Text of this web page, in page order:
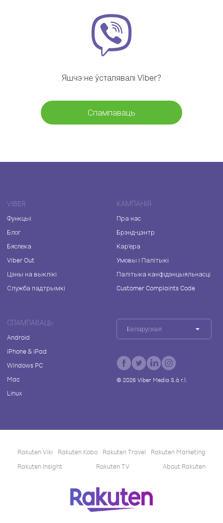
Яшчэ не ўсталявалі Viber?
Спампаваць
VIBER
Функцыі
Блог
Бяспека
Viber Out
Цэны на выклікі
Служба падтрымкі
КАМПАНІЯ
Пра нас
Брэнд-цэнтр
Кар'ера
Умовы і Палітыкі
Палітыка канфідэнцыяльнасці
Customer Complaints Code
СПАМПАВАЦЬ
Android
iPhone & iPad
Windows PC
Mac
Linux
Беларуская
© 2026Viber Media S.à r.l.
Rakuten Viki Rakuten Kobo Rakuten Travel
Rakuten Marketing
Rakuten Insight
Rakuten TV About Rakuten